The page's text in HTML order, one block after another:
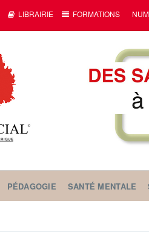
LIBRAIRIE FORMATIONS
PÉDAGOGIE SANTÉ MENTALE